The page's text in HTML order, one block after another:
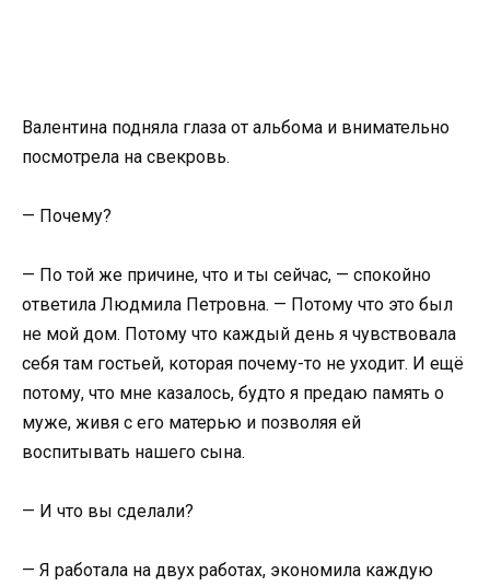
Валентина подняла глаза от альбома и внимательно
посмотрела на свекровь.
— Почему?
— По той же причине, что и ты сейчас, — спокойно
ответила Людмила Петровна. — Потому что это был
не мой дом. Потому что каждый день я чувствовала
себя там гостьей, которая почему-то не уходит. И ещё
потому, что мне казалось, будто я предаю память о
муже, живя с его матерью и позволяя ей
воспитывать нашего сына.
— И что вы сделали?
— Я работала на двух работах, экономила каждую